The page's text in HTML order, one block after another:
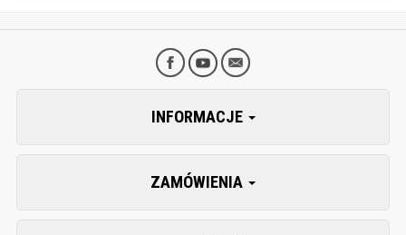
INFORMACJE
ZAMÓWIENIA